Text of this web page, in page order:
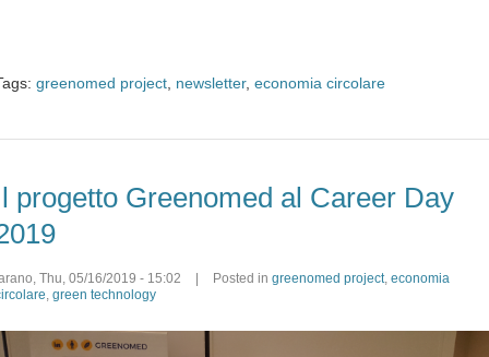
greenomed project, newsletter, economia circolare
progetto Greenomed al Career Day
, Thu, 05/16/2019 - 15:02 Posted in greenomed project, economia
, green technology